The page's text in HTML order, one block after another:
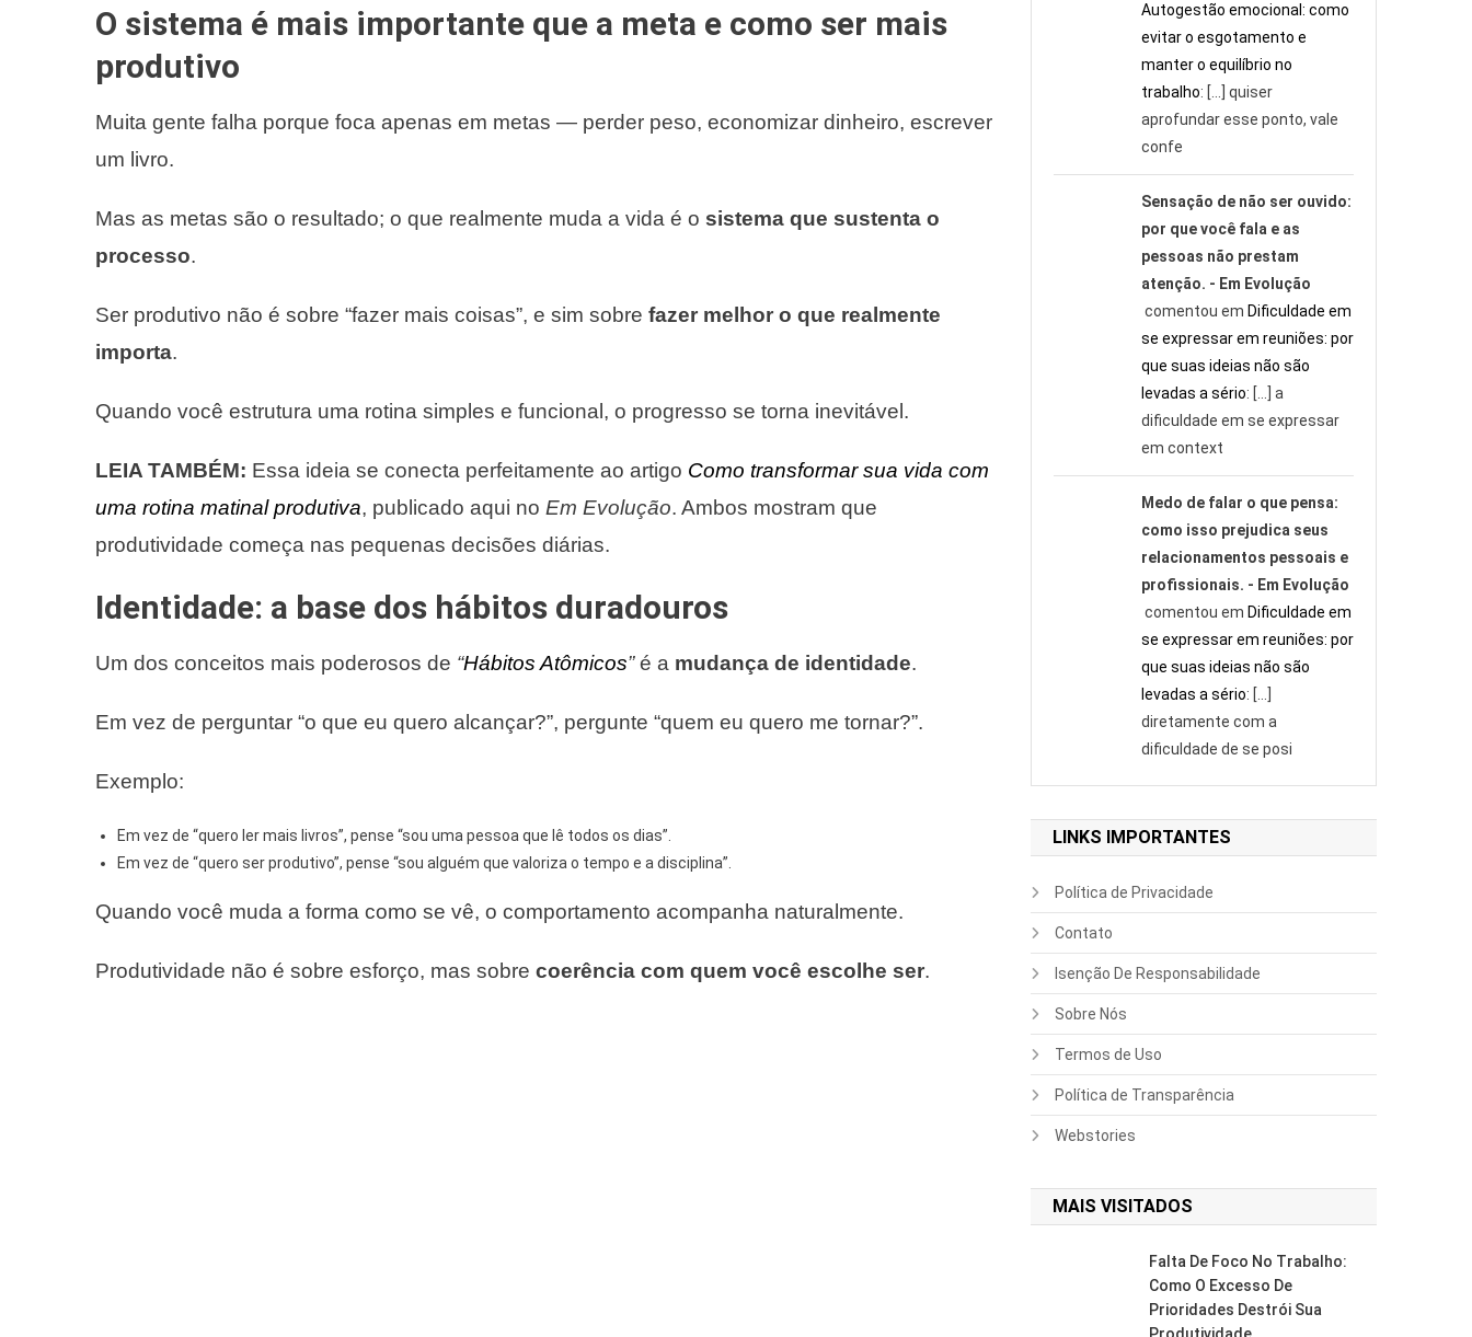
O sistema é mais importante que a meta e como ser mais
produtivo
Muita gente falha porque foca apenas em metas — perder peso, economizar dinheiro, escrever
um livro.
Mas as metas são o resultado; o que realmente muda a vida é o sistema que sustenta o
processo.
Ser produtivo não é sobre “fazer mais coisas”, e sim sobre fazer melhor o que realmente
importa.
Quando você estrutura uma rotina simples e funcional, o progresso se torna inevitável.
LEIA TAMBÉM: Essa ideia se conecta perfeitamente ao artigo Como transformar sua vida com
uma rotina matinal produtiva, publicado aqui no Em Evolução. Ambos mostram que
produtividade começa nas pequenas decisões diárias.
Identidade: a base dos hábitos duradouros
Um dos conceitos mais poderosos de “Hábitos Atômicos”é a mudança de identidade.
Em vez de perguntar “o que eu quero alcançar?”, pergunte “quem eu quero me tornar?”.
Exemplo:
Em vez de “quero ler mais livros”, pense “sou uma pessoa que lê todos os dias”.
Em vez de “quero ser produtivo”, pense “sou alguém que valoriza o tempo e a disciplina”.
Quando você muda a forma como se vê, o comportamento acompanha naturalmente.
Produtividade não é sobre esforço, mas sobre coerência com quem você escolhe ser.
Autogestão emocional: como
evitar o esgotamento e
manter o equilíbrio no
trabalho: […] quiser
aprofundar esse ponto, vale
confe
Sensação de não ser ouvido:
por que você fala e as
pessoas não prestam
atenção. - Em Evolução
comentou em Dificuldade em
se expressar em reuniões: por
que suas ideias não são
levadas a sério: […] a
dificuldade em se expressar
em context
Medo de falar o que pensa:
como isso prejudica seus
relacionamentos pessoais e
profissionais. - Em Evolução
comentou em Dificuldade em
se expressar em reuniões: por
que suas ideias não são
levadas a sério: […]
diretamente com a
dificuldade de se posi
LINKS IMPORTANTES
Política de Privacidade
Contato
Isenção De Responsabilidade
Sobre Nós
Termos de Uso
Política de Transparência
Webstories
MAIS VISITADOS
Falta De Foco No Trabalho:
Como O Excesso De
Prioridades Destrói Sua